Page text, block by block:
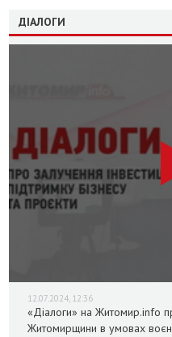
ДІАЛОГИ
12.07.2024, 12:36
«Діалоги» на Житомир.info
Житомирщини в умовах